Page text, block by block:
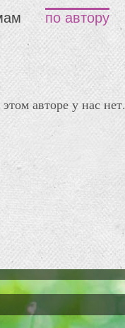
по автору
авторе у нас нет.